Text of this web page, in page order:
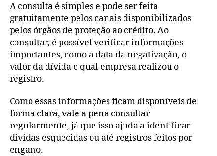
A consulta é simples e pode ser feita
gratuitamente pelos canais disponibilizados
pelos órgãos de proteção ao crédito. Ao
consultar, é possível verificar informações
importantes, como a data da negativação, o
valor da dívida e qual empresa realizou o
registro.
Como essas informações ficam disponíveis de
forma clara, vale a pena consultar
regularmente, já que isso ajuda a identificar
dívidas esquecidas ou até registros feitos por
engano.